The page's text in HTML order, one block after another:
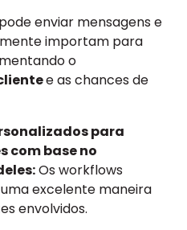
enviar mensagens e
importam para
o
e as chances de
para
com base no
Os workflows
excelente maneira
envolvidos.